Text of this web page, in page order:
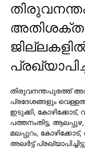
തിരുവനന്തപുരത്ത്
പ്രദേശങ്ങളും
ഇടുക്കി,
പത്തനംതിട്ട,
മലപ്പുറം,
അലര്‍ട്ട്